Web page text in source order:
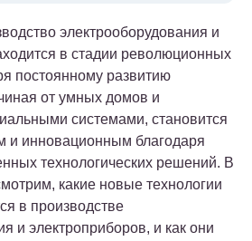
электрооборудования и
в стадии революционных
постоянному развитию
от умных домов и
системами, становится
и инновационным благодаря
технологических решений. В
какие новые технологии
в производстве
и электроприборов, и как они